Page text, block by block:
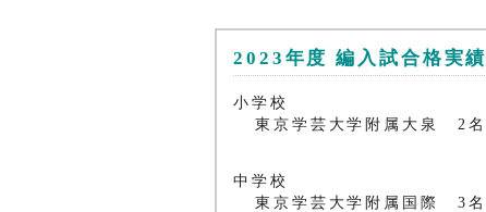
2023年度 編入試合格実績
小学校
東京学芸大学附属大泉 2名
中学校
東京学芸大学附属国際 3名